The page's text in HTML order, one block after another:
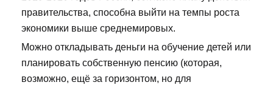
правительства, способна выйти на темпы роста
экономики выше среднемировых.
Можно откладывать деньги на обучение детей или
планировать собственную пенсию (которая,
возможно, ещё за горизонтом, но для